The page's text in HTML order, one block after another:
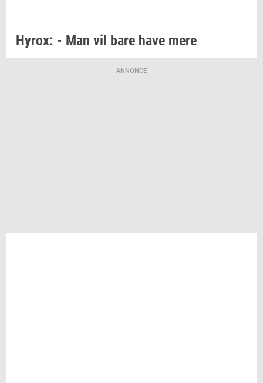
Hyrox: - Man vil bare have mere
ANNONCE